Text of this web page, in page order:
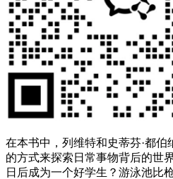
在本书中，列维特和史蒂芬·都
的方式来探索日常事物背后的世
日后成为一个好学生？游泳池比